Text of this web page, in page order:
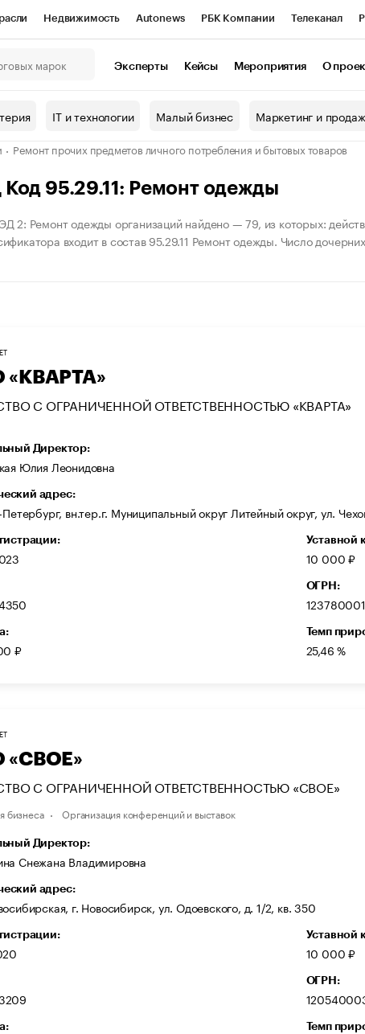
Недвижимость Autonews РБК Компании Телеканал
Проверка контрагентов
Эксперты Кейсы Мероприятия О
IT и технологии Малый бизнес Маркетинг и
Ремонт прочих предметов личного потребления и бытовых товаров
95.29.11: Ремонт одежды
2: Ремонт одежды организаций найдено — 79, из которых:
входит в состав 95.29.11 Ремонт одежды. Число
С ОГРАНИЧЕННОЙ ОТВЕТСТВЕННОСТЬЮ «КВАРТА»
Директор:
Юлия Леонидовна
адрес:
Петербург, вн.тер.г. Муниципальный округ Литейный округ, ул.
Уставной
10 000 ₽
ОГРН:
₽
Темп
25,46 %
С ОГРАНИЧЕННОЙ ОТВЕТСТВЕННОСТЬЮ «СВОЕ»
бизнеса Организация конференций и выставок
Директор:
Снежана Владимировна
адрес:
г. Новосибирск, ул. Одоевского, д. 1/2, кв. 350
Уставной
10 000 ₽
ОГРН:
Темп